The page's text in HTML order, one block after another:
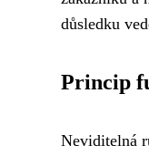
důsledku
Princip
Neviditelná